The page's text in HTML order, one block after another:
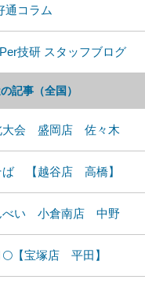
記事（全国）
大会 盛岡店 佐々木
ば 【越谷店 高橋】
べい 小倉南店 中野
【宝塚店 平田】
通コラム
技研 スタッフブログ